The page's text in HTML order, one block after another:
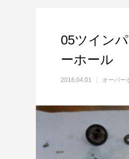
セ
05ツイン
ーホール
2016.04.01 オーバー